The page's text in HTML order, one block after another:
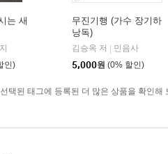
는 새
인)
무진기행 (가수 장기하
낭독)
김승옥 저
민음사
5,000원 (0% 할인)
택된 태그에 등록된 더 많은 상품을 확인해